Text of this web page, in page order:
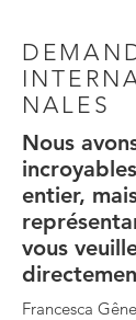
NALES
Nous
entier,
vous
Francesca